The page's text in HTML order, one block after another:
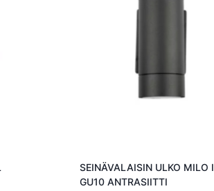
SEINÄVALAISIN ULKO MILO I
GU10 ANTRASIITTI